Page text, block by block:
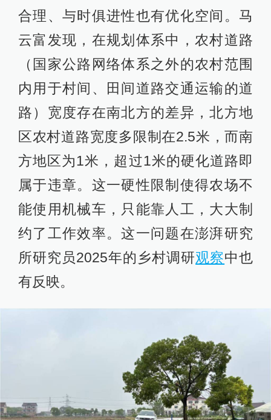
合理、与时俱进性也有优化空间。马
云富发现，在规划体系中，农村道路
（国家公路网络体系之外的农村范围
内用于村间、田间道路交通运输的道
路）宽度存在南北方的差异，北方地
区农村道路宽度多限制在2.5米，而南
方地区为1米，超过1米的硬化道路即
属于违章。这一硬性限制使得农场不
能使用机械车，只能靠人工，大大制
约了工作效率。这一问题在澎湃研究
所研究员2025年的乡村调研观察中也
有反映。